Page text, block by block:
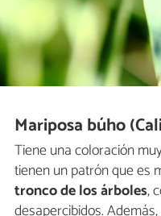
Mariposa búho
Tiene una coloración
tienen un patrón que es
tronco de los árboles,
desapercibidos.